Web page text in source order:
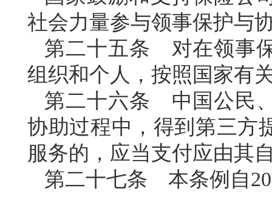
社会力量参与领事保护与
第二十五条 对在领事
组织和个人，按照国家有
第二十六条 中国公民
协助过程中，得到第三方
服务的，应当支付应由其
第二十七条 本条例自